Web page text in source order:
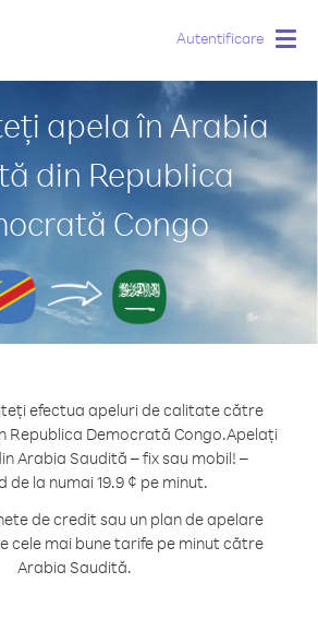
Autentificare
apela în Arabia
din Republica
Congo
efectua apeluri de calitate către
Republica Democrată Congo.Apelați
Arabia Saudită – fix sau mobil! –
de la numai 19.9 ¢ pe minut.
de credit sau un plan de apelare
cele mai bune tarife pe minut către
Arabia Saudită.